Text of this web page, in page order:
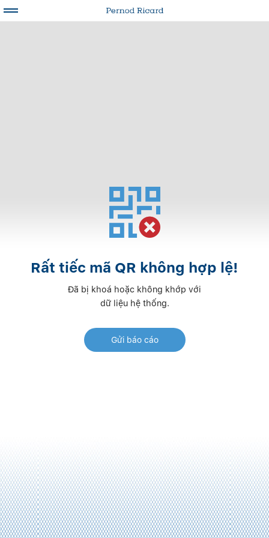
Rất tiếc mã QR không hợp lệ!
Đã bị khoá hoặc không khớp với
dữ liệu hệ thống.
Gửi báo cáo